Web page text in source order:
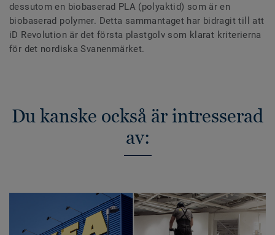
dessutom en biobaserad PLA (polyaktid) som är en
biobaserad polymer. Detta sammantaget har bidragit till att
iD Revolution är det första plastgolv som klarat kriterierna
för det nordiska Svanenmärket.
Du kanske också är intresserad
av: